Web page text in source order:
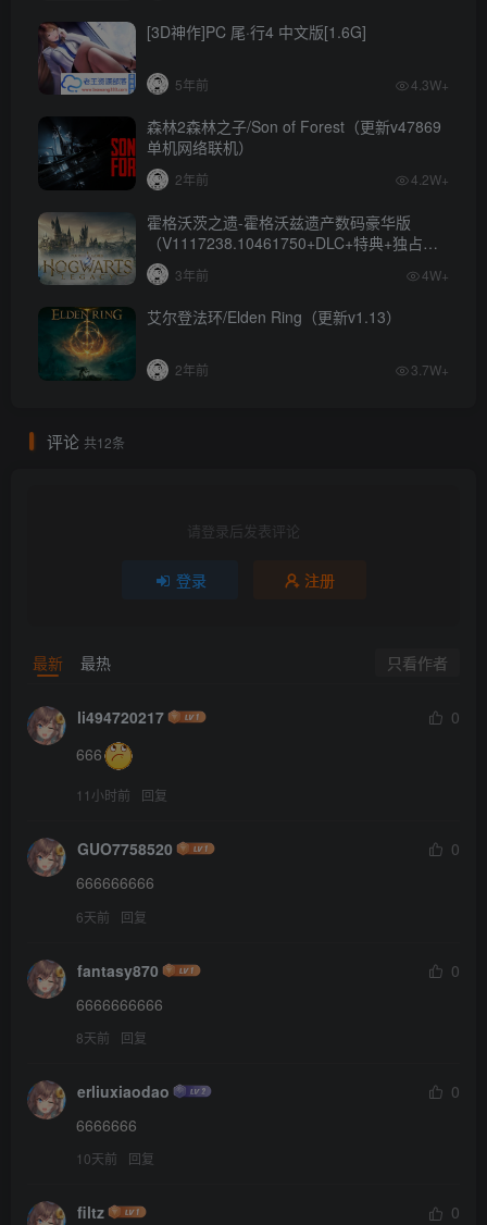
[3D神作]PC 尾·行4 中文版[1.6G]
5年前 4.3W+
森林2森林之子/Son of Forest（更新v47869
单机网络联机）
2年前 4.2W+
霍格沃茨之遗-霍格沃兹遗产数码豪华版
（V1117238.10461750+DLC+特典+独占内
容）
3年前 4W+
艾尔登法环/Elden Ring（更新v1.13）
2年前 3.7W+
评论 共12条
请登录后发表评论
登录 注册
最新 最热 只看作者
li494720217
0
666
11小时前 回复
GUO7758520
0
666666666
6天前 回复
fantasy870
0
6666666666
8天前 回复
erliuxiaodao
0
6666666
10天前 回复
filtz
0